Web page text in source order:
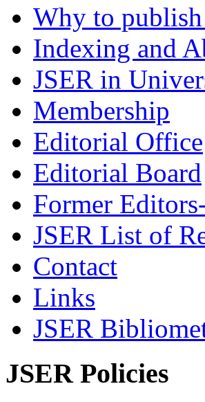
Why to
Indexing and
JSER in
Membership
Editorial Office
Editorial Board
Former
JSER List of
Contact
Links
JSER
JSER Policies